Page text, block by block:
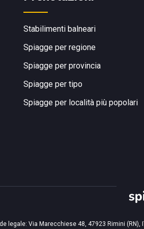
Stabilimenti balneari
Spiagge per regione
Spiagge per provincia
Spiagge per tipo
Spiagge per località più popolari
legale: Via Marecchiese 48, 47923 Rimini